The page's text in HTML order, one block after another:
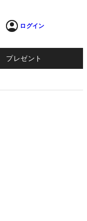
ログイン
プレゼント